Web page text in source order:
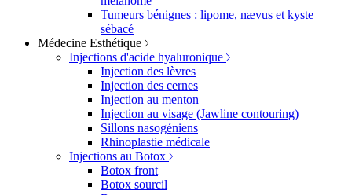
Tumeurs bénignes : lipome, nævus et kyste
sébacé
Médecine Esthétique
Injections d'acide hyaluronique
Injection des lèvres
Injection des cernes
Injection au menton
Injection au visage (Jawline contouring)
Sillons nasogéniens
Rhinoplastie médicale
Injections au Botox
Botox front
Botox sourcil